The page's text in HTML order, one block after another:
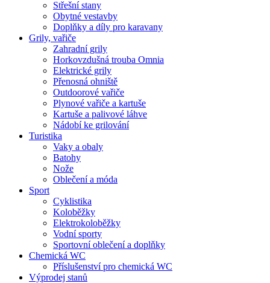
Střešní stany
Obytné vestavby
Doplňky a díly pro karavany
Grily, vařiče
Zahradní grily
Horkovzdušná trouba Omnia
Elektrické grily
Přenosná ohniště
Outdoorové vařiče
Plynové vařiče a kartuše
Kartuše a palivové láhve
Nádobí ke grilování
Turistika
Vaky a obaly
Batohy
Nože
Oblečení a móda
Sport
Cyklistika
Koloběžky
Elektrokoloběžky
Vodní sporty
Sportovní oblečení a doplňky
Chemická WC
Příslušenství pro chemická WC
Výprodej stanů